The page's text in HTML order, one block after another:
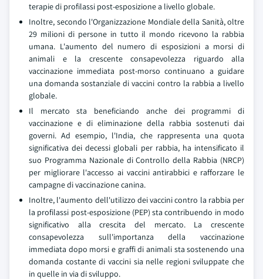
terapie di profilassi post-esposizione a livello globale.
Inoltre, secondo l'Organizzazione Mondiale della Sanità, oltre
29 milioni di persone in tutto il mondo ricevono la rabbia
umana. L'aumento del numero di esposizioni a morsi di
animali e la crescente consapevolezza riguardo alla
vaccinazione immediata post-morso continuano a guidare
una domanda sostanziale di vaccini contro la rabbia a livello
globale.
Il mercato sta beneficiando anche dei programmi di
vaccinazione e di eliminazione della rabbia sostenuti dai
governi. Ad esempio, l'India, che rappresenta una quota
significativa dei decessi globali per rabbia, ha intensificato il
suo Programma Nazionale di Controllo della Rabbia (NRCP)
per migliorare l'accesso ai vaccini antirabbici e rafforzare le
campagne di vaccinazione canina.
Inoltre, l'aumento dell'utilizzo dei vaccini contro la rabbia per
la profilassi post-esposizione (PEP) sta contribuendo in modo
significativo alla crescita del mercato. La crescente
consapevolezza sull'importanza della vaccinazione
immediata dopo morsi e graffi di animali sta sostenendo una
domanda costante di vaccini sia nelle regioni sviluppate che
in quelle in via di sviluppo.